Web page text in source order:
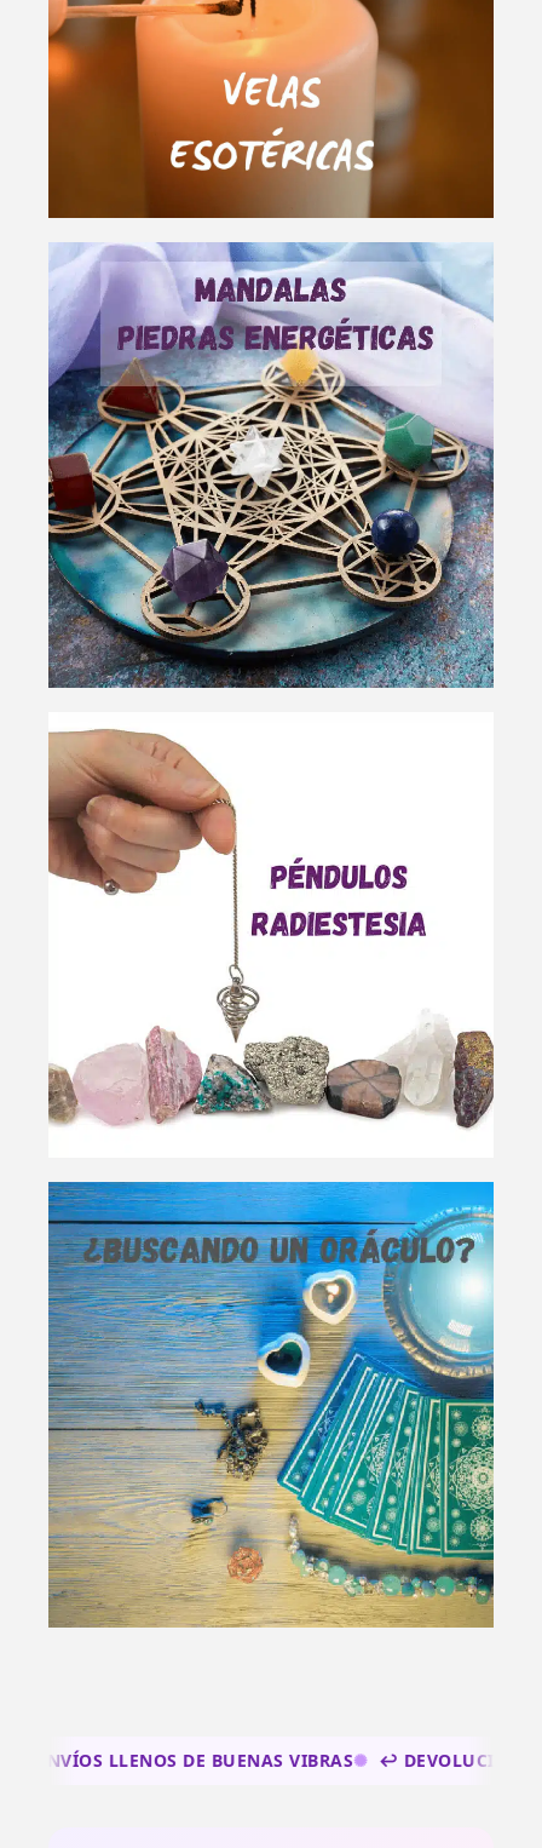
LLENOS DE BUENAS VIBRAS ↩️ DEVOLUCIONES 15 DÍAS